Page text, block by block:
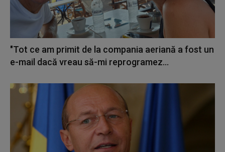
"Tot ce am primit de la compania aeriană a fost un
e-mail dacă vreau să-mi reprogramez...